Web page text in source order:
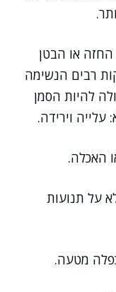
החזה או הבטן
רבים הנשימה
להיות הסמן
וירידה.
האכלה.
על תנועות
מטעה.